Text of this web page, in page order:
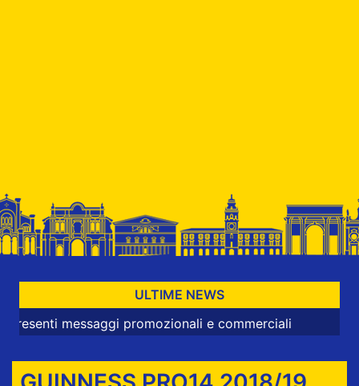
ULTIME NEWS
messaggi promozionali e commerciali